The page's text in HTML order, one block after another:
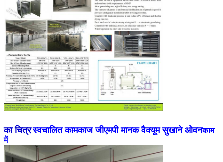
का चित्रस्वचालित कामकाज जीएमपी मानक वैक्यूम सुखाने ओवनकाम
में